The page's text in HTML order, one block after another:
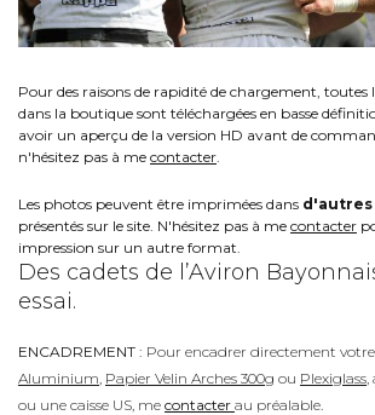
Pour des raisons de rapidité de chargement, toutes
dans la boutique sont téléchargées en basse
avoir un aperçu de la version HD avant de
n'hésitez pas à me contacter
Les photos peuvent être imprimées dans
présentés sur le site. N'hésitez pas à me contacter
impression sur un autre format.
Des cadets de l’Aviron
essai.
ENCADREMENT : Pour encadrer directement
Aluminium Papier Velin Arches 300g ou Plexiglass
ou une caisse US, me contacter au préalable.